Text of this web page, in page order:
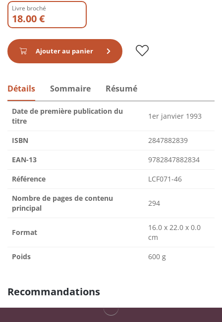
Livre broché
18.00 €
Ajouter au panier
Détails Sommaire Résumé
Date de première publication du
titre
1er janvier 1993
ISBN 2847882839
EAN-13 9782847882834
Référence LCF071-46
Nombre de pages de contenu
principal
294
Format
16.0 x 22.0 x 0.0
cm
Poids 600 g
Recommandations